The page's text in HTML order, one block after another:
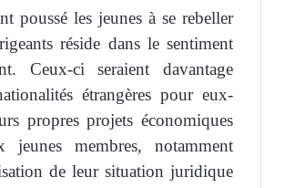
poussé les jeunes à se rebeller
réside dans le sentiment
Ceux-ci seraient davantage
étrangères pour eux-
propres projets économiques
membres, notamment
de leur situation juridique